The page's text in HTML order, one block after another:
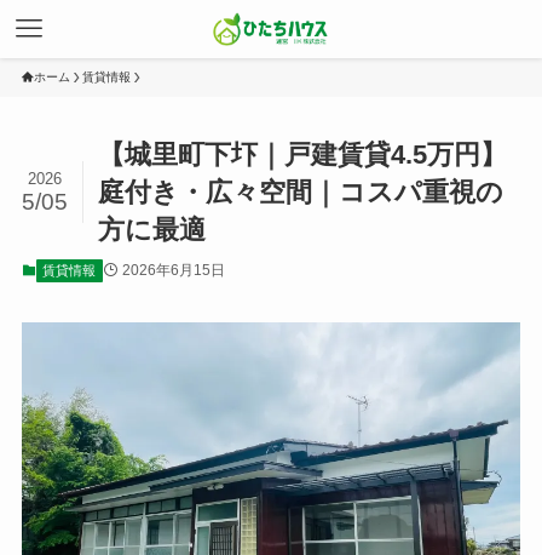
ホーム 賃貸情報
【城里町下圷｜戸建賃貸4.5万円】
庭付き・広々空間｜コスパ重視の
方に最適
2026
5/05
賃貸情報 2026年6月15日